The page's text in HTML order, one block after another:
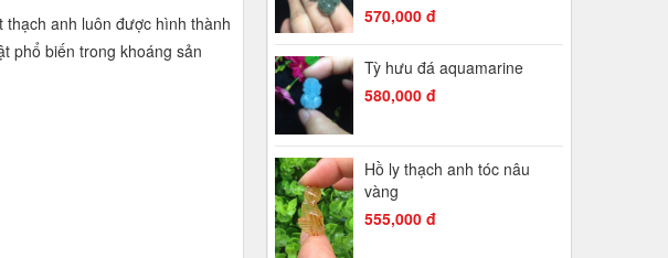
anh luôn được hình thành
phổ biến trong khoáng sản
570,000 đ
Tỳ hưu đá aquamarine
580,000 đ
Hồ ly thạch anh tóc nâu
vàng
555,000 đ